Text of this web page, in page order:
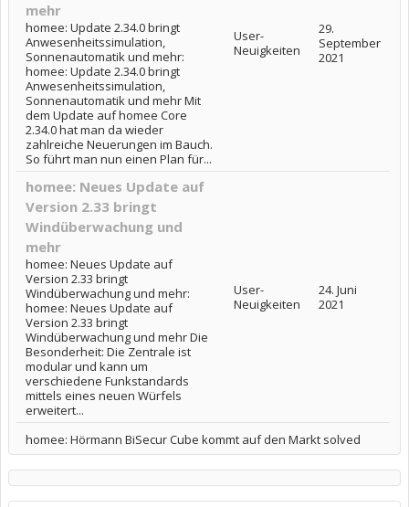
mehr
homee: Update 2.34.0 bringt
Anwesenheitssimulation,
Sonnenautomatik und mehr:
homee: Update 2.34.0 bringt
Anwesenheitssimulation,
Sonnenautomatik und mehr Mit
dem Update auf homee Core
2.34.0 hat man da wieder
zahlreiche Neuerungen im Bauch.
So führt man nun einen Plan für...
User-
Neuigkeiten
29.
September
2021
homee: Neues Update auf
Version 2.33 bringt
Windüberwachung und
mehr
homee: Neues Update auf
Version 2.33 bringt
Windüberwachung und mehr:
homee: Neues Update auf
Version 2.33 bringt
Windüberwachung und mehr Die
Besonderheit: Die Zentrale ist
modular und kann um
verschiedene Funkstandards
mittels eines neuen Würfels
erweitert...
User-
Neuigkeiten
24. Juni
2021
homee: Hörmann BiSecur Cube kommt auf den Markt solved